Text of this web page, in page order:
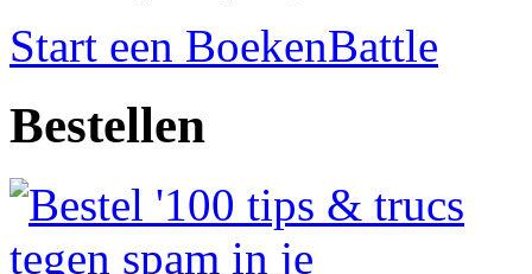
Start een BoekenBattle
Bestellen